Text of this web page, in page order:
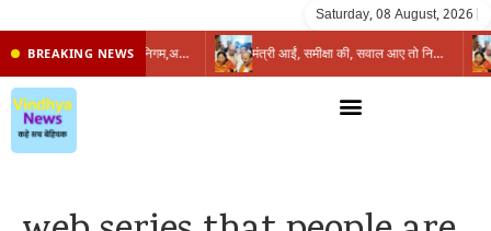
Saturday, 08 August, 2026
BREAKING NEWS प्रभारी मंत्री के निशाने पर नगर निगम,अफसरों को 10 दिन का अल्टीमेटम,नहीं होगी कार्रवाई, महापौर-आयुक्त के बीच सौहार्दहीनता पर मंत्री ने उठाए सवाल मंत्री आईं, समीक्षा की, सवाल आए तो निकल गईं – खाली जयंत चौंकीं पर नहीं दिया जवाब